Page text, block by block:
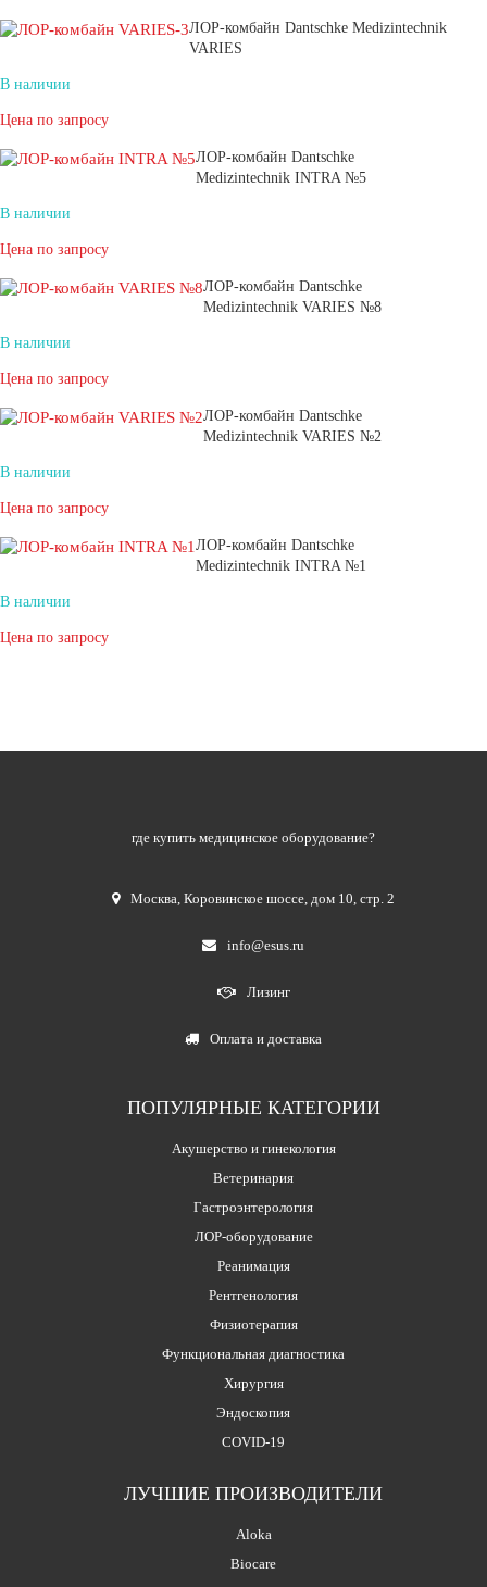
ЛОР-комбайн Dantschke Medizintechnik
VARIES
В наличии
Цена по запросу
ЛОР-комбайн Dantschke
Medizintechnik INTRA №5
В наличии
Цена по запросу
ЛОР-комбайн Dantschke
Medizintechnik VARIES №8
В наличии
Цена по запросу
ЛОР-комбайн Dantschke
Medizintechnik VARIES №2
В наличии
Цена по запросу
ЛОР-комбайн Dantschke
Medizintechnik INTRA №1
В наличии
Цена по запросу
где купить медицинское оборудование?
Москва,Коровинское шоссе, дом 10, стр. 2
info@esus.ru
Лизинг
Оплата и доставка
ПОПУЛЯРНЫЕ КАТЕГОРИИ
Акушерство и гинекология
Ветеринария
Гастроэнтерология
ЛОР-оборудование
Реанимация
Рентгенология
Физиотерапия
Функциональная диагностика
Хирургия
Эндоскопия
COVID-19
ЛУЧШИЕ ПРОИЗВОДИТЕЛИ
Aloka
Biocare